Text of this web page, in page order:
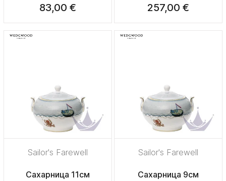
83,00 € 257,00 €
Sailor's Farewell
Сахарница 11см
Sailor's Farewell
Сахарница 9см